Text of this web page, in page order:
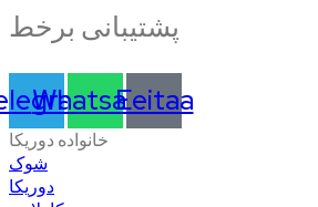
پشتیبانی برخط
Whatsapp
Eeitaa
خانواده دوریکا
شوک
دوریکا